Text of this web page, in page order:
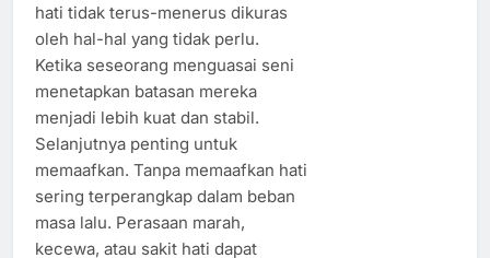
hati tidak terus-menerus dikuras
oleh hal-hal yang tidak perlu.
Ketika seseorang menguasai seni
menetapkan batasan mereka
menjadi lebih kuat dan stabil.
Selanjutnya penting untuk
memaafkan. Tanpa memaafkan hati
sering terperangkap dalam beban
masa lalu. Perasaan marah,
kecewa, atau sakit hati dapat